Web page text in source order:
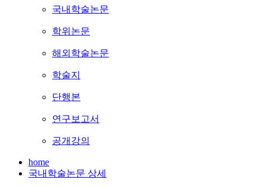
국내학술논문
학위논문
해외학술논문
학술지
단행본
연구보고서
공개강의
home
국내학술논문 상세